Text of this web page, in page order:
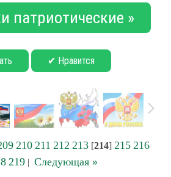
патриотические »
✔ Нравится
210 211 212 213 [214] 215 216
219 | Следующая »